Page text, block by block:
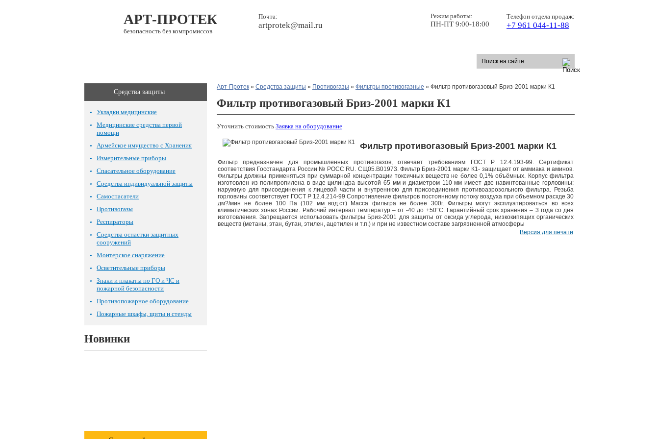
АРТ-ПРОТЕК
безопасность без компромиссов
Почта:
artprotek@mail.ru
Телефон отдела продаж:
+7 961 044-11-88
Режим работы:
ПН-ПТ 9:00-18:00
Средства защиты
Укладки медицинские
Медицинские средства первой
помощи
Армейское имущество с Хранения
Измерительные приборы
Спасательное оборудование
Средства индивидуальной защиты
Самоспасатели
Противогазы
Респираторы
Средства оснастки защитных
сооружений
Монтерское снаряжение
Осветительные приборы
Знаки и плакаты по ГО и ЧС и
пожарной безопасности
Противопожарное оборудование
Пожарные шкафы, щиты и стенды
Новинки
Арт-Протек » Средства защиты » Противогазы » Фильтры противогазные » Фильтр противогазовый Бриз-2001 марки К1
Фильтр противогазовый Бриз-2001 марки К1
Уточнить стоимость Заявка на оборудование
Фильтр противогазовый Бриз-2001 марки К1
Фильтр предназначен для промышленных противогазов, отвечает требованиям ГОСТ Р 12.4.193-99. Сертификат
соответствия Госстандарта России № РОСС RU. СЩ05.В01973. Фильтр Бриз-2001 марки К1- защищает от аммиака и аминов.
Фильтры должны применяться при суммарной концентрации токсичных веществ не более 0,1% объёмных. Корпус фильтра
изготовлен из полипропилена в виде цилиндра высотой 65 мм и диаметром 110 мм имеет две навинтованные горловины:
наружную для присоединения к лицевой части и внутреннюю для присоединения противоаэрозольного фильтра. Резьба
горловины соответствует ГОСТ Р 12.4.214-99 Сопротивление фильтров постоянному потоку воздуха при объемном расхде 30
дм?/мин не более 100 Па (102 мм вод.ст) Масса фильтра не более 300г. Фильтры могут эксплуатироваться во всех
климатических зонах России. Рабочий интервал температур – от -40 до +50°С. Гарантийный срок хранения – 3 года со дня
изготовления. Запрещается использовать фильтры Бриз-2001 для защиты от оксида углерода, низкокипящих органических
веществ (метаны, этан, бутан, этилен, ацетилен и т.п.) и при не известном составе загрязненной атмосферы
Версия для печати